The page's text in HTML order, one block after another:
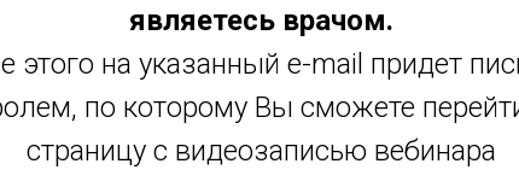
являетесь врачом.
этого на указанный e-mail придет
по которому Вы сможете
страницу с видеозаписью вебинара